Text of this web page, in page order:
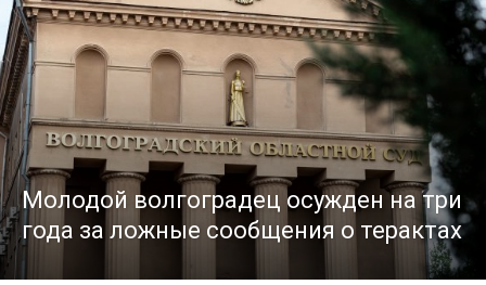
Молодой волгоградец осужден на три
года за ложные сообщения о терактах